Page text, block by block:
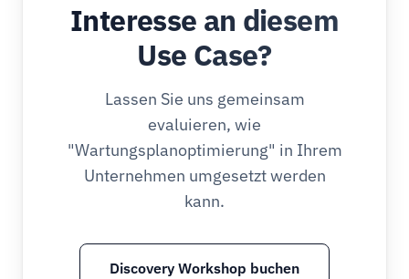
Interesse an diesem
Use Case?
Lassen Sie uns gemeinsam
evaluieren, wie
"Wartungsplanoptimierung" in Ihrem
Unternehmen umgesetzt werden
kann.
Discovery Workshop buchen